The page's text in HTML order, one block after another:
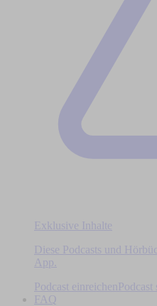
Exklusive Inhalte
Diese Podcasts und
App.
Podcast einreichen
Podcast
FAQ